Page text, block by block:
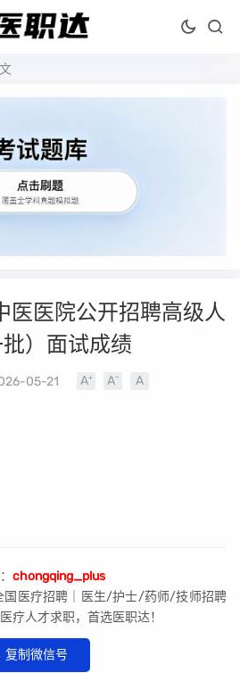
医医院公开招聘高级人
）面试成绩
05-21
chongqing_plus
国医疗招聘｜医生/护士/药师/技师招聘
疗人才求职，首选医职达！
复制微信号